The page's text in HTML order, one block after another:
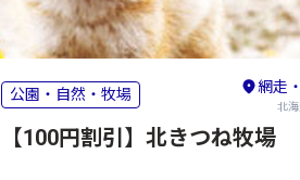
公園・自然・牧場 網走・知床
北
【100円割引】北きつね牧場